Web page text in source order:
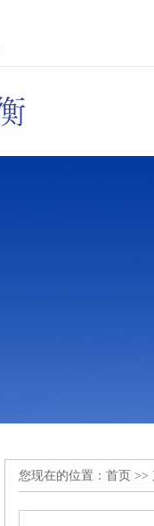
您现在的位置： 首页 >>